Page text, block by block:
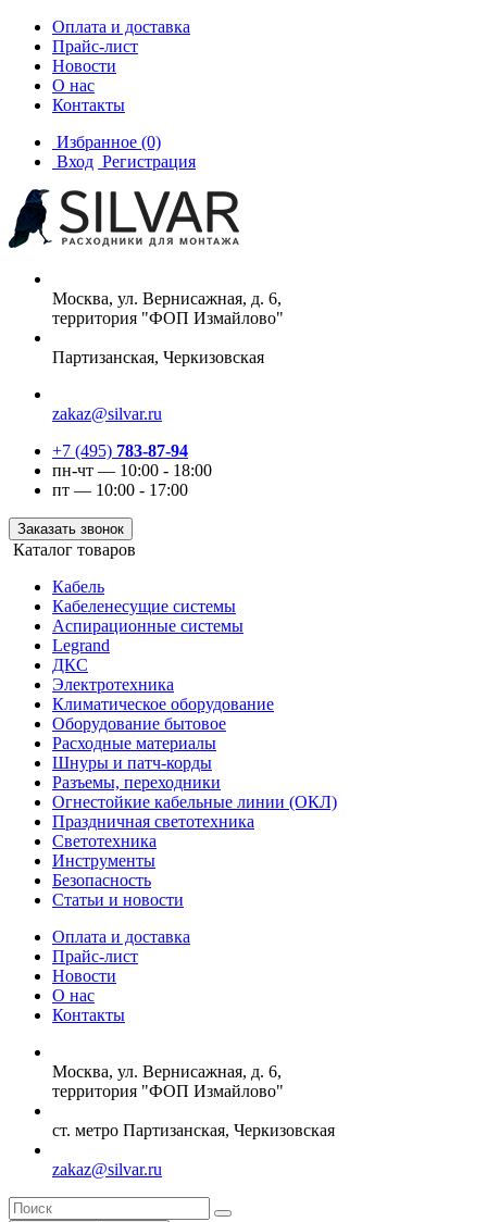
Оплата и доставка
Прайс-лист
Новости
О нас
Контакты
Избранное (0)
Вход Регистрация
Москва, ул. Вернисажная, д. 6,
территория "ФОП Измайлово"
Партизанская, Черкизовская
zakaz@silvar.ru
+7 (495) 783-87-94
пн-чт — 10:00 - 18:00
пт — 10:00 - 17:00
Заказать звонок
Каталог товаров
Кабель
Кабеленесущие системы
Аспирационные системы
Legrand
ДКС
Электротехника
Климатическое оборудование
Оборудование бытовое
Расходные материалы
Шнуры и патч-корды
Разъемы, переходники
Огнестойкие кабельные линии (ОКЛ)
Праздничная светотехника
Светотехника
Инструменты
Безопасность
Статьи и новости
Оплата и доставка
Прайс-лист
Новости
О нас
Контакты
Москва, ул. Вернисажная, д. 6,
территория "ФОП Измайлово"
ст. метро Партизанская, Черкизовская
zakaz@silvar.ru